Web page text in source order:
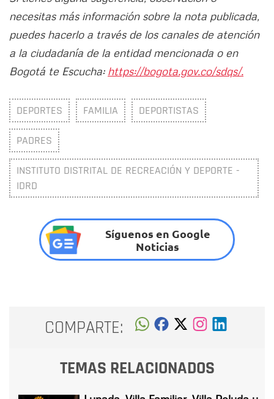
necesitas más información sobre la nota publicada,
puedes hacerlo a través de los canales de atención
a la ciudadanía de la entidad mencionada o en
Bogotá te Escucha: https://bogota.gov.co/sdqs/.
DEPORTES FAMILIA DEPORTISTAS
PADRES
INSTITUTO DISTRITAL DE RECREACIÓN Y DEPORTE -
IDRD
Síguenos en Google
Noticias
COMPARTE:
TEMAS RELACIONADOS